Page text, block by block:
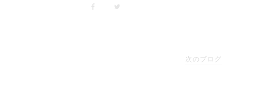
次のブログ